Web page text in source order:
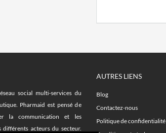
social multi-services du
Pharmaid est pensé de
la communication et les
différents acteurs du secteur.
AUTRES LIENS
Blog
Contactez-nous
Politique de confidentialité